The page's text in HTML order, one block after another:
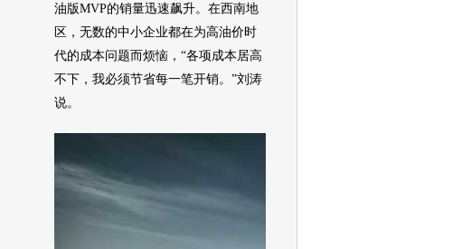
油版MVP的销量迅速飙升。在西南地
区，无数的中小企业都在为高油价时
代的成本问题而烦恼，“各项成本居高
不下，我必须节省每一笔开销。”刘涛
说。